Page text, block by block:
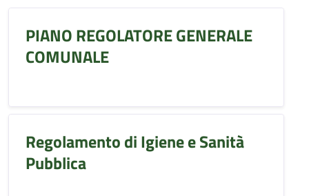
PIANO REGOLATORE GENERALE
COMUNALE
Regolamento di Igiene e Sanità
Pubblica